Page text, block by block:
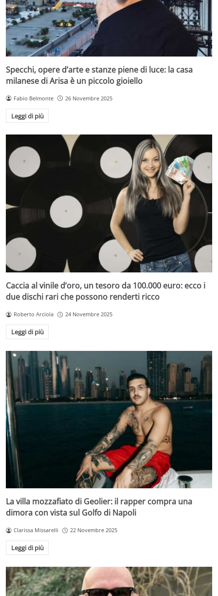
Specchi, opere d’arte e stanze piene di luce: la casa
milanese di Arisa è un piccolo gioiello
Fabio Belmonte 26 Novembre 2025
Leggi di più
Caccia al vinile d’oro, un tesoro da 100.000 euro: ecco i
due dischi rari che possono renderti ricco
Roberto Arciola 24 Novembre 2025
Leggi di più
La villa mozzafiato di Geolier: il rapper compra una
dimora con vista sul Golfo di Napoli
Clarissa Missarelli 22 Novembre 2025
Leggi di più